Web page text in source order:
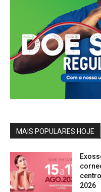
MAIS POPULARES HOJE
2026